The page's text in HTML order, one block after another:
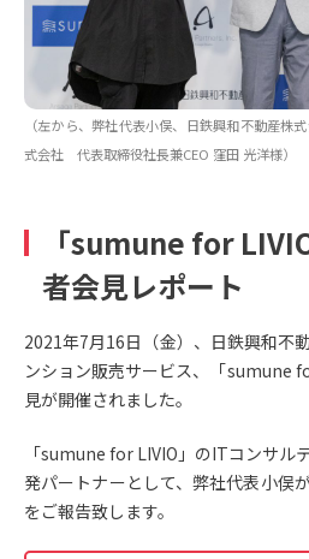
（左から、弊社代表小俣、日鉄興和不動産
式会社 代表取締役社長兼CEO 窪田 光洋様）
「sumune for
者会見レポート
2021年7月16日（金）、日鉄興和不
ンション販売サービス、「sumune
見が開催されました。
「sumune for LIVIO」のITコンサル
発パートナーとして、弊社代表小俣
をご報告致します。